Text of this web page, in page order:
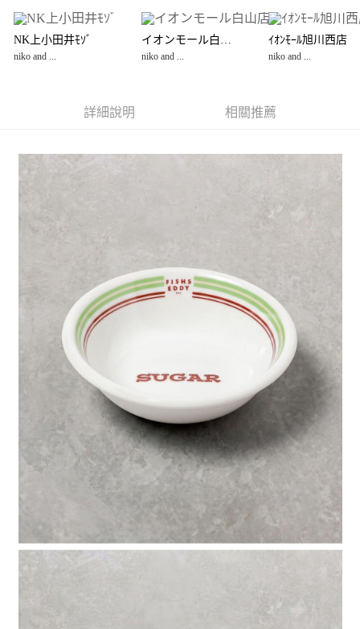
大哥付你分期
【大哥付你分期使用說明】
1.本服務由台灣大哥大提供，台灣大哥大用戶可立即使用無須另外申請。
3.實際核准額度、可分期數及費用金額請依後續交易確認頁面所載為準。
1.分期款項不併入電信帳單，「大哥付你分期」於每月結算日後寄送繳費提
2.透過簡訊連結打開帳單後，可選擇「超商條碼／台灣大直營門市／銀行轉
帳／街口支付／iPASS MONEY」等通路繳費。
1.本服務係由「台灣大哥大股份有限公司」（以下簡稱本公司）所提供，讓
用戶於交易時，得透過本服務購買商品或服務，並由商店將買賣／分期付款
買賣價金債權讓與本公司後，依約使用本公司帳單繳交帳款。
2.基於同意付款使用「大哥付你分期」之契約關係目的，商店將以您的個人
資料（包含姓名、電話或地址）提供予台灣大哥大進項蒐集、處理及利用，
由本公司與您本人進行分期帳單所需資料之確認、核對及更正。
3.完整用戶服務條款，請詳閱以下連結：
https://oppay.tw/userRule
AFTEE先享後付
AFTEE先享後付是「在收到商品之後才付款」的支付方式。 讓您購物簡單便
２．便利：只要手機號碼，簡訊認證，即可結帳。
３．安心：先確認商品／服務後，再付款。
１．於結帳方式選擇「AFTEE先享後付」後，將跳轉至「AFTEE先享後付」
結帳頁面，進行簡訊認證並確認金額後，即可完成結帳。
ATM／網路銀行／等多元方式進行付款，方視為交易完成。
※ 請注意：結帳手續完成當下不需立刻繳費，但若您需要取消訂單，請聯絡
購買商品的店家。未經商家同意取消之訂單仍視為有效，需透過AFTEE先享
後付繳納相關費用。
※ 交易是否成功請以「AFTEE先享後付 」之結帳頁面顯示為準，若有關於
是否繳費成功／繳費後需取消欲退款等相關疑問，請聯繫「AFTEE先享後付
客戶支援中心」 https://netprotections.freshdesk.com/support/home
１．透過由恩沛科技股份有限公司提供之「AFTEE先享後付」服務完成之交
易，需依本服務之必要範圍內提供個人資料，並將交易相關給付款項請求債
權轉讓予恩沛科技股份有限公司。
２．關於個人資料處理事宜，請瀏覽以下網址：
https://aftee.tw/terms/#terms3
３．未成年的使用者請事先徵得法定代理人或監護人之同意方可使用
「AFTEE先享後付」，若未經同意申辦者引起之損失，本公司不負相關責
４．使用「AFTEE先享後付」時，將依據個別帳號之用戶狀況，依本公司即
時審查核予不同之上限額度；若仍有額度不足之情形，本公司將視審查結果
５．嚴禁一人註冊多個帳號或使用他人資訊註冊。若發現惡意使用之情形，
每筆NT$80，滿NT$888(含以上)免運費
每筆NT$80，滿NT$888(含以上)免運費
每筆NT$80，滿NT$1,500(含以上)免運費
付款後 7-11取貨
每筆NT$80，滿NT$1,500(含以上)免運費
每筆NT$80，滿NT$1,500(含以上)免運費
NK上小田井ﾓｿﾞ
niko and ...
イオンモール白山店
niko and ...
ｲｵﾝﾓｰﾙ旭川西店
niko and ...
詳細說明 相關推薦